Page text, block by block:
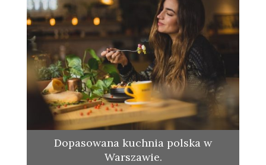
Dopasowana kuchnia polska w
Warszawie.